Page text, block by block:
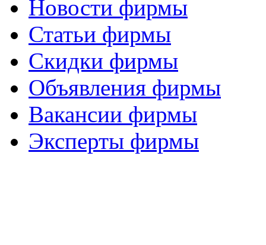
Новости фирмы
Статьи фирмы
Скидки фирмы
Объявления фирмы
Вакансии фирмы
Эксперты фирмы